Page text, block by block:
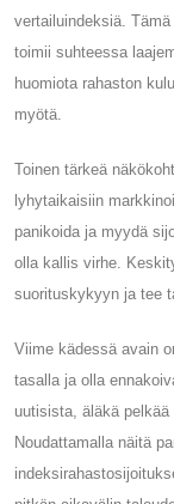
vertailuindeksiä.
toimii suhteessa
huomiota rahaston
myötä.
Toinen tärkeä
lyhytaikaisiin
panikoida ja myydä
olla kallis virhe.
suorituskykyyn ja tee
Viime kädessä avain
tasalla ja olla
uutisista, äläkä
Noudattamalla näitä